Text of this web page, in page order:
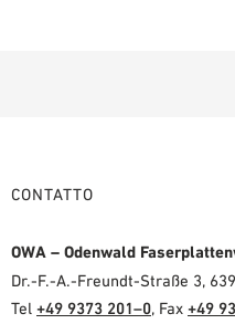
CONTATTO
OWA – Odenwald
Dr.-F.-A.-Freundt-Straße 3,
Tel +49 9373 201–0, Fax +49